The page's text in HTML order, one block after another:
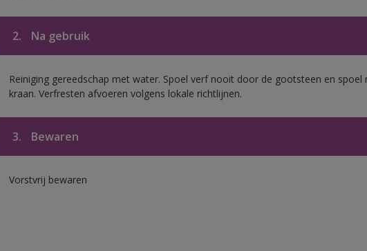
2. Na gebruik
Reiniging gereedschap met water. Spoel verf nooit door de gootsteen en
kraan. Verfresten afvoeren volgens lokale richtlijnen.
3. Bewaren
Vorstvrij bewaren